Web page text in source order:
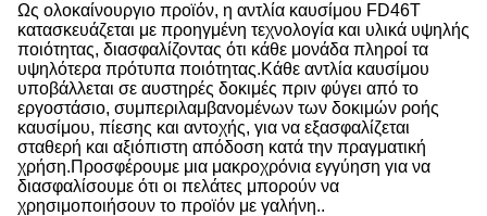
Ως ολοκαίνουργιο προϊόν, η αντλία καυσίμου FD46T
κατασκευάζεται με προηγμένη τεχνολογία και υλικά υψηλής
ποιότητας, διασφαλίζοντας ότι κάθε μονάδα πληροί τα
υψηλότερα πρότυπα ποιότητας.Κάθε αντλία καυσίμου
υποβάλλεται σε αυστηρές δοκιμές πριν φύγει από το
εργοστάσιο, συμπεριλαμβανομένων των δοκιμών ροής
καυσίμου, πίεσης και αντοχής, για να εξασφαλίζεται
σταθερή και αξιόπιστη απόδοση κατά την πραγματική
χρήση.Προσφέρουμε μια μακροχρόνια εγγύηση για να
διασφαλίσουμε ότι οι πελάτες μπορούν να
χρησιμοποιήσουν το προϊόν με γαλήνη..